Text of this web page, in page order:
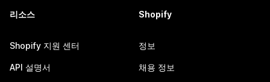
리소스
Shopify 지원 센터
API 설명서
Shopify
정보
채용 정보